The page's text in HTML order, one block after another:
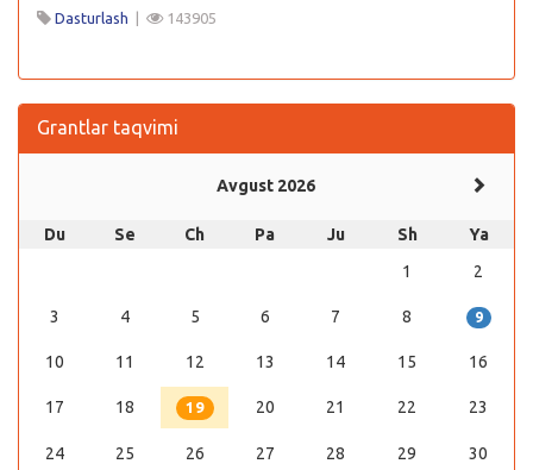
Dasturlash | 143905
Grantlar taqvimi
Avgust 2026
Du Se Ch Pa Ju Sh
Ya
1
2
3 4 5 6 7 8 9
10 11 12 13 14 15 16
17 18 19 20 21 22 23
24 25 26 27 28 29 30